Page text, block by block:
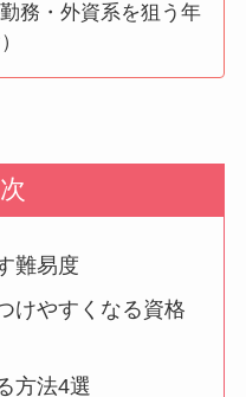
勤務・外資系を狙う年
難易度
けやすくなる資格
方法4選